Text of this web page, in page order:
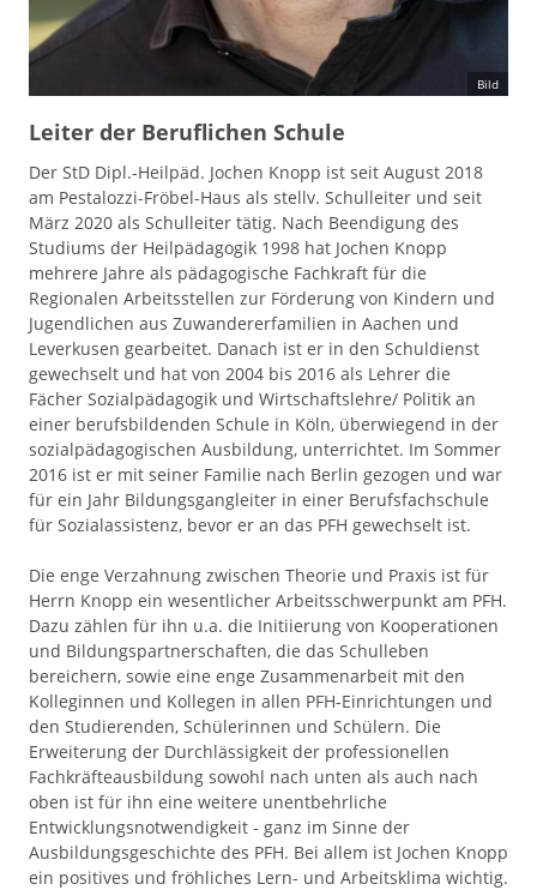
Bild
Leiter der Beruflichen Schule
Der StD Dipl.-Heilpäd. Jochen Knopp ist seit August 2018
am Pestalozzi-Fröbel-Haus als stellv. Schulleiter und seit
März 2020 als Schulleiter tätig. Nach Beendigung des
Studiums der Heilpädagogik 1998 hat Jochen Knopp
mehrere Jahre als pädagogische Fachkraft für die
Regionalen Arbeitsstellen zur Förderung von Kindern und
Jugendlichen aus Zuwandererfamilien in Aachen und
Leverkusen gearbeitet. Danach ist er in den Schuldienst
gewechselt und hat von 2004 bis 2016 als Lehrer die
Fächer Sozialpädagogik und Wirtschaftslehre/ Politik an
einer berufsbildenden Schule in Köln, überwiegend in der
sozialpädagogischen Ausbildung, unterrichtet. Im Sommer
2016 ist er mit seiner Familie nach Berlin gezogen und war
für ein Jahr Bildungsgangleiter in einer Berufsfachschule
für Sozialassistenz, bevor er an das PFH gewechselt ist.
Die enge Verzahnung zwischen Theorie und Praxis ist für
Herrn Knopp ein wesentlicher Arbeitsschwerpunkt am PFH.
Dazu zählen für ihn u.a. die Initiierung von Kooperationen
und Bildungspartnerschaften, die das Schulleben
bereichern, sowie eine enge Zusammenarbeit mit den
Kolleginnen und Kollegen in allen PFH-Einrichtungen und
den Studierenden, Schülerinnen und Schülern. Die
Erweiterung der Durchlässigkeit der professionellen
Fachkräfteausbildung sowohl nach unten als auch nach
oben ist für ihn eine weitere unentbehrliche
Entwicklungsnotwendigkeit - ganz im Sinne der
Ausbildungsgeschichte des PFH. Bei allem ist Jochen Knopp
ein positives und fröhliches Lern- und Arbeitsklima wichtig.